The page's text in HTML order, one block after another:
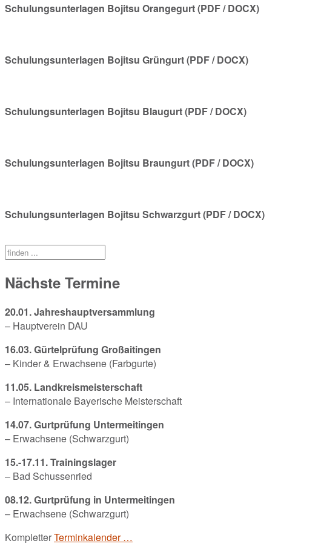
Schulungsunterlagen Bojitsu Orangegurt (PDF / DOCX)
Schulungsunterlagen Bojitsu Grüngurt (PDF / DOCX)
Schulungsunterlagen Bojitsu Blaugurt (PDF / DOCX)
Schulungsunterlagen Bojitsu Braungurt (PDF / DOCX)
Schulungsunterlagen Bojitsu Schwarzgurt (PDF / DOCX)
Nächste Termine
20.01. Jahreshauptversammlung
– Hauptverein DAU
16.03. Gürtelprüfung Großaitingen
– Kinder & Erwachsene (Farbgurte)
11.05. Landkreismeisterschaft
– Internationale Bayerische Meisterschaft
14.07. Gurtprüfung Untermeitingen
– Erwachsene (Schwarzgurt)
15.-17.11. Trainingslager
– Bad Schussenried
08.12. Gurtprüfung in Untermeitingen
– Erwachsene (Schwarzgurt)
KompletterTerminkalender …